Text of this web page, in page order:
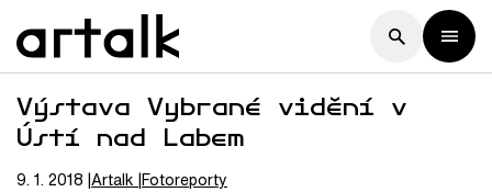
Výstava Vybrané vidění v
Ústí nad Labem
9. 1. 2018 Artalk Fotoreporty